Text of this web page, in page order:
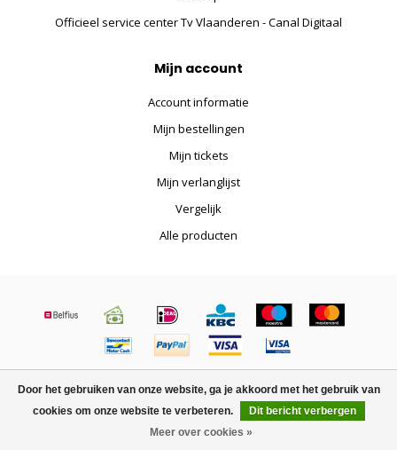
Door het gebruiken van onze website, ga je akkoord met het gebruik van
cookies om onze website te verbeteren.
Dit bericht verbergen
Meer over cookies »
Officieel service center Tv Vlaanderen - Canal Digitaal
Mijn account
Account informatie
Mijn bestellingen
Mijn tickets
Mijn verlanglijst
Vergelijk
Alle producten
© Copyright 2026 Satelliet.be - Powered byLightspeed-Lightspeed
designbyDyvelopment